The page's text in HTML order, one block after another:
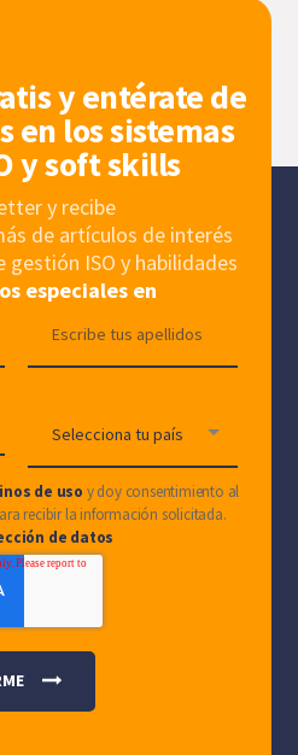
y entérate de
en los sistemas
y soft skills
y recibe
de artículos de interés
ISO y habilidades
especiales en
de uso y doy consentimiento al
recibir la información solicitada.
de datos